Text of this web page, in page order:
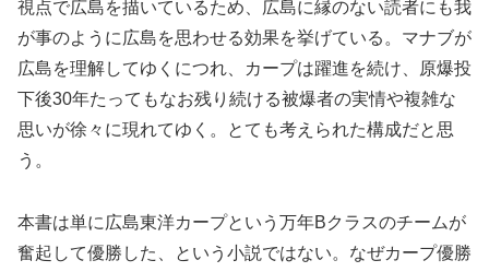
視点で広島を描いているため、広島に縁のない読者にも我
が事のように広島を思わせる効果を挙げている。マナブが
広島を理解してゆくにつれ、カープは躍進を続け、原爆投
下後30年たってもなお残り続ける被爆者の実情や複雑な
思いが徐々に現れてゆく。とても考えられた構成だと思
う。
本書は単に広島東洋カープという万年Bクラスのチームが
奮起して優勝した、という小説ではない。なぜカープ優勝